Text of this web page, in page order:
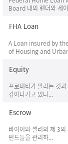
Board 내의 렌더와 세
FHA Loan
A Loan insured by
of Housing and
Equity
프로퍼티가 팔리는 것
갚아나가고 있다...
Escrow
바이어와 셀러의 제 3
펀드들을 관리하...